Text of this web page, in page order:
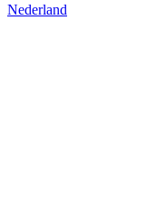
Nederland